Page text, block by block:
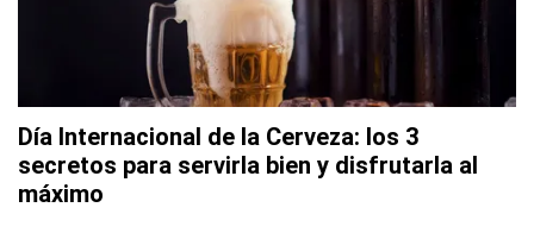
Día Internacional de la Cerveza: los 3
secretos para servirla bien y disfrutarla al
máximo